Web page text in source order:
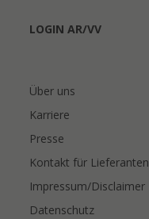
LOGIN AR/VV
Über uns
Karriere
Presse
Kontakt für Lieferanten
Impressum/Disclaimer
Datenschutz